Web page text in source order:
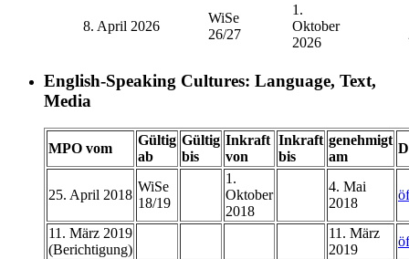
8. April 2026
WiSe
26/27
1.
Oktober
2026
English-Speaking Cultures: Language, Text,
Media
MPO vom
Gültig
ab
Gültig
bis
Inkraft
von
Inkraft
bis
genehmigt
am
25. April 2018
WiSe
18/19
1.
Oktober
2018
4. Mai
2018
11. März 2019
(Berichtigung)
11. März
2019